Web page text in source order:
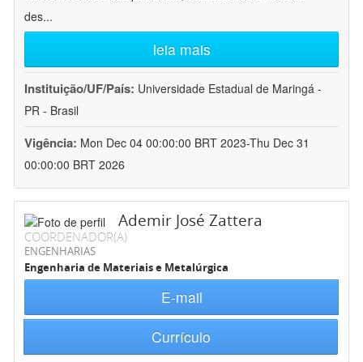
des...
leia mais
Instituição/UF/País: Universidade Estadual de Maringá -
PR - Brasil
Vigência: Mon Dec 04 00:00:00 BRT 2023-Thu Dec 31
00:00:00 BRT 2026
Ademir José Zattera
COORDENADOR(A)
ENGENHARIAS
Engenharia de Materiais e Metalúrgica
E-mail
Currículo